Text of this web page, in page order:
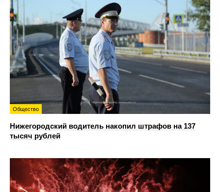
Общество
Нижегородский водитель накопил штрафов на 137
тысяч рублей